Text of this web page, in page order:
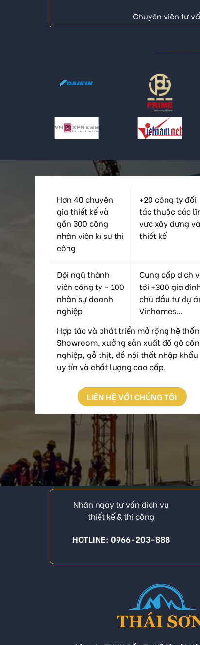
Chuyên viên tư
Hơn 40 chuyên
gia thiết kế và
gần 300 công
nhân viên kĩ sư thi
công
+20 công ty đối
tác thuộc các
vực xây dựng và
thiết kế
Đội ngũ thành
viên công ty ~ 100
nhân sự doanh
nghiệp
Cung cấp dịch
tới +300 gia
chủ đầu tư dự
Vinhomes...
Hợp tác và phát triển mở rộng hệ
Showroom, xưởng sản xuất đồ gỗ
nghiệp, gỗ thịt, đồ nội thất nhập khẩu
uy tín và chất lượng cao cấp.
LIÊN HỆ VỚI CHÚNG TÔI
Nhận ngay tư vấn dịch vụ
thiết kế & thi công
HOTLINE: 0966-203-888